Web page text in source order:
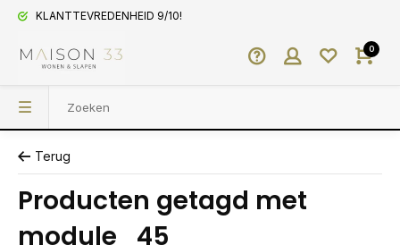
KLANTTEVREDENHEID 9/10!
0
Terug
Producten getagd met
module_45